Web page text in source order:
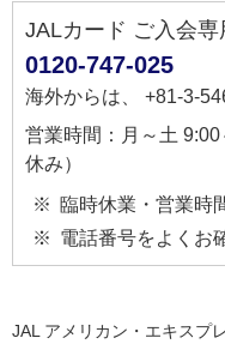
JALカード ご入会
0120-747-025
海外からは、 +81-3-
営業時間：月～土 9:00
休み）
臨時休業・営業時
電話番号をよくお
JAL アメリカン・エキスプ